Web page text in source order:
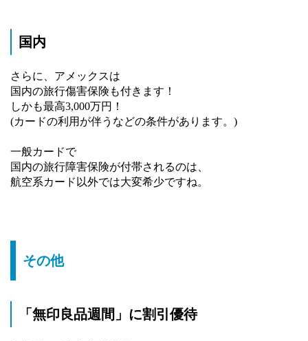
国内
さらに、アメックスは
国内の旅行傷害保険も付きます！
しかも最高3,000万円！
(カードの利用が伴うなどの条件があります。)
一般カードで
国内の旅行障害保険が付帯されるのは、
航空系カード以外では大変希少ですね。
その他
「無印良品週間」に割引優待